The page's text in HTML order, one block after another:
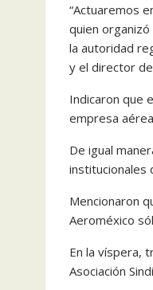
“Actuaremos
quien
la autoridad
y el director
Indicaron que
empresa
De igual
institucionales
Mencionaron
Aeroméxico
En la víspera,
Asociación